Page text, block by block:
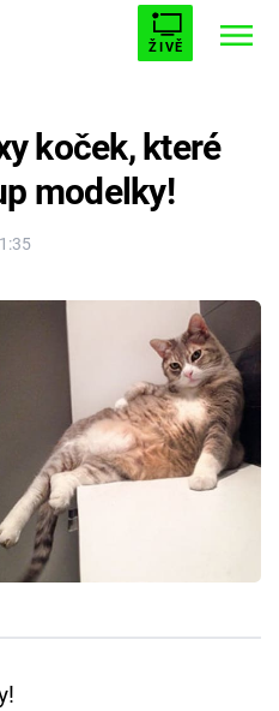
ŽIVĚ
5
koček, které
modelky!